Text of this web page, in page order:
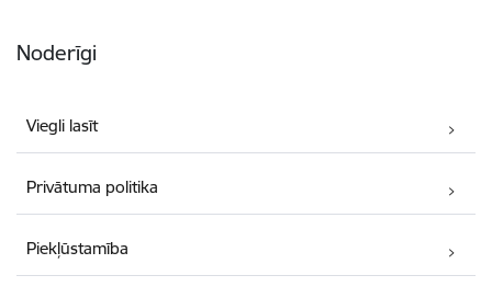
Noderīgi
Viegli lasīt
Privātuma politika
Piekļūstamība